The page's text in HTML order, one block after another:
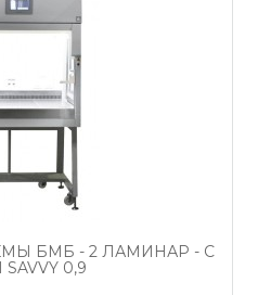
БМБ - 2 ЛАМИНАР - С
0,9